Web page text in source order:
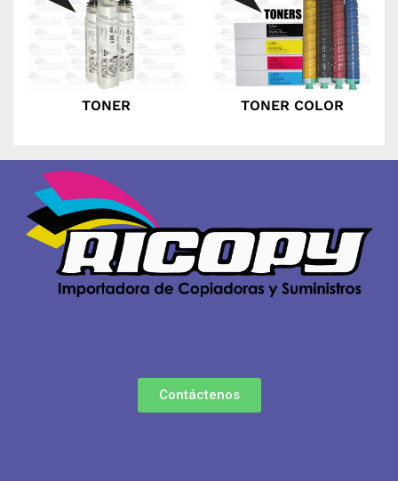
TONER TONER COLOR
Contáctenos